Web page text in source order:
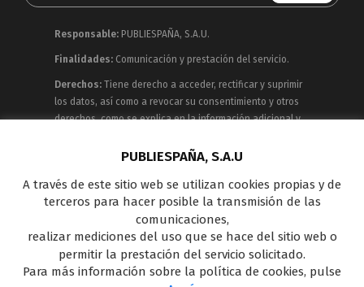
Responsable: PUBLIESPAÑA, S.A.U.
Finalidades: Comunicación y prestación del servicio.
Derechos: Tiene derecho a acceder, rectificar y suprimir
los datos, así como a revocar su consentimiento y otros
derechos, como se explica en la información adicional y
Publiespaña es empresa de Mediaset España
concesionaria del espacio publicitario de sus siete
canales en abierto: Telecinco, Cuatro, Factoría de Ficción,
Boing, Divinity , Energy y Be Mad, así como de una amplia
oferta en el panorama de medios y con una gran
experiencia en la comercialización de diferentes
PUBLIESPAÑA, S.A.U
A través de este sitio web se utilizan cookies propias y de
terceros para hacer posible la transmisión de las
comunicaciones,
realizar mediciones del uso que se hace del sitio web o
permitir la prestación del servicio solicitado.
Para más información sobre la política de cookies, pulse